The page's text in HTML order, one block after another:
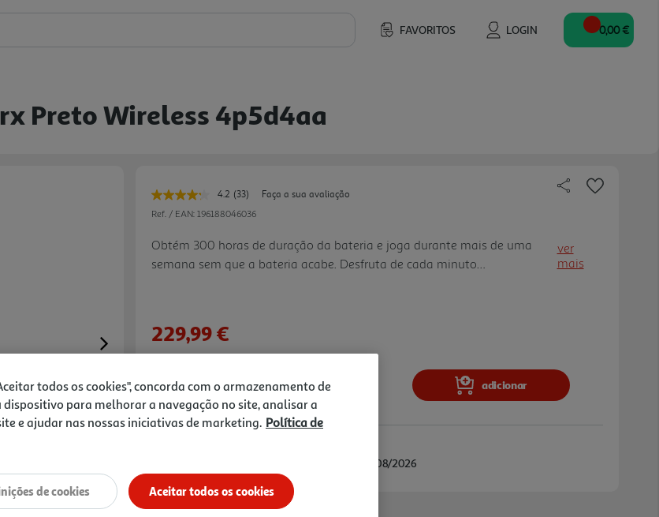
FAVORITOS LOGIN 0,00 €
Preto Wireless 4p5d4aa
Next
4.2 Leu
33
para
a
(33)
Faça a sua avaliação
Ref. / EAN: 196188046036
Obtém 300 horas de duração da bateria e joga durante mais de uma
semana sem que a bateria acabe. Desfruta de cada minuto
sistema de drivers de câmara dupla separa os médios e os agudos dos
graves mais graves. Foge para os teus mundos de jogos de fantasia
favoritos, ou mantém-te focado na competição com DTS® Headphone
ver
mais
229,99 €
adicionar
12/08/2026 e 13/08/2026
todos os cookies", concorda com o armazenamento de
dispositivo para melhorar a navegação no site, analisar a
e ajudar nas nossas iniciativas de marketing. Política de
Aceitar todos os cookies
de cookies